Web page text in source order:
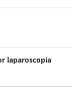
laparoscopia